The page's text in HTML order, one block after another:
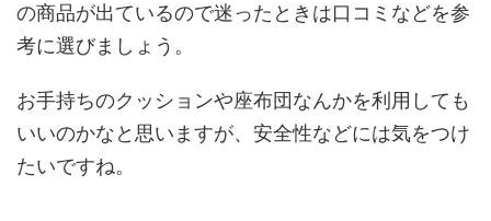
の商品が出ているので迷ったときは口コミなどを参
考に選びましょう。
お手持ちのクッションや座布団なんかを利用しても
いいのかなと思いますが、安全性などには気をつけ
たいですね。